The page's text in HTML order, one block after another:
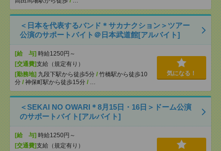
＜日本を代表するバンド＊サカナクション＞ツアー
公演のサポートバイト＠日本武道館[アルバイト]
[給 与] 時給1250円～
[交通費]支給（規定有り）
[勤務地] 九段下駅から徒歩5分 / 竹橋駅から徒歩10
分 / 神保町駅から徒歩15分 / …
気になる！
＜SEKAI NO OWARI＊8月15日・16日＞ドーム公演
のサポートバイト[アルバイト]
[給 与] 時給1250円～
[交通費]支給（規定有り）